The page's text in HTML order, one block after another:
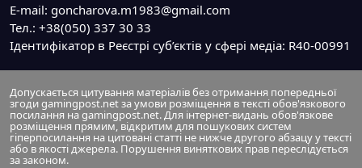
E-mail: goncharova.m1983@gmail.com
Тел.: +38(050) 337 30 33
Ідентифікатор в Реєстрі суб’єктів у сфері медіа: R40-00991
Допускається цитування матеріалів без отримання попередньої
згоди gamingpost.net за умови розміщення в тексті обов'язкового
посилання на gamingpost.net. Для інтернет-видань обов'язкове
розміщення прямим, відкритим для пошукових систем
гіперпосилання на цитовані статті не нижче другого абзацу у тексті
або в якості джерела. Порушення виняткових прав переслідується
за законом.